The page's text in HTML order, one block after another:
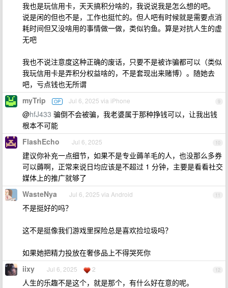
我也是玩信用卡，天天搞积分啥的，我说说我是怎么想的吧。
说是闲的但也不是，工作也挺忙的。但人吧有时候就是需要点消
耗时间但又没啥用的事情做一做，类似钓鱼。算是对抗人生的虚
无吧
我也不说注意度这种正确的废话，只要不是被诈骗都可以（类似
我玩信用卡是弄积分权益啥的，不是套现出来赌博）。随她去
吧，亏点钱也无所谓
9
myTrip OP Jul 6, 2025 via iPhone
@hfJ433 骗倒不会被骗，我老婆属于那种挣钱可以，让我出钱
根本不可能
10
FlashEcho Jul 6, 2025
建议你补充一点细节，如果不是专业薅羊毛的人，也没那么多券
可以薅啊，正常来说日均应该是不超过 1 分钟，主要是看看社交
媒体上的推广就够了
11
WasteNya Jul 6, 2025 via Android
不是挺好的吗？
这不是挺像我们游戏里探险总是喜欢捡垃圾吗？
如果她把精力投放在奢侈品上不得哭死你
12
iixy Jul 6, 2025 2
人生的乐趣不是这个，就是那个，有什么好在意的呢。